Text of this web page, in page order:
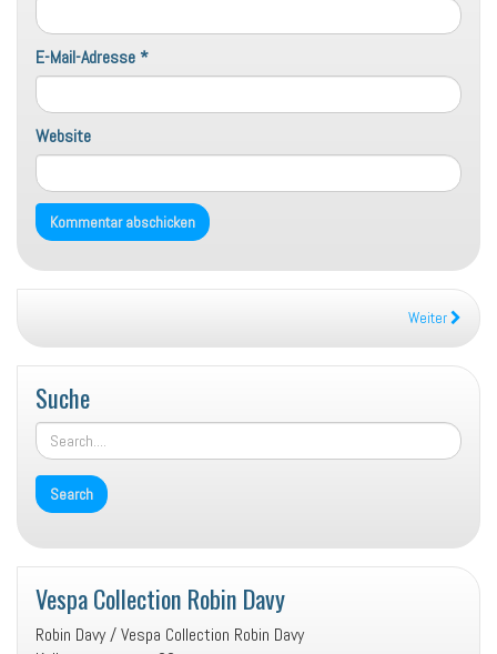
E-Mail-Adresse*
Website
Weiter
Suche
Vespa Collection Robin Davy
Robin Davy / Vespa Collection Robin Davy